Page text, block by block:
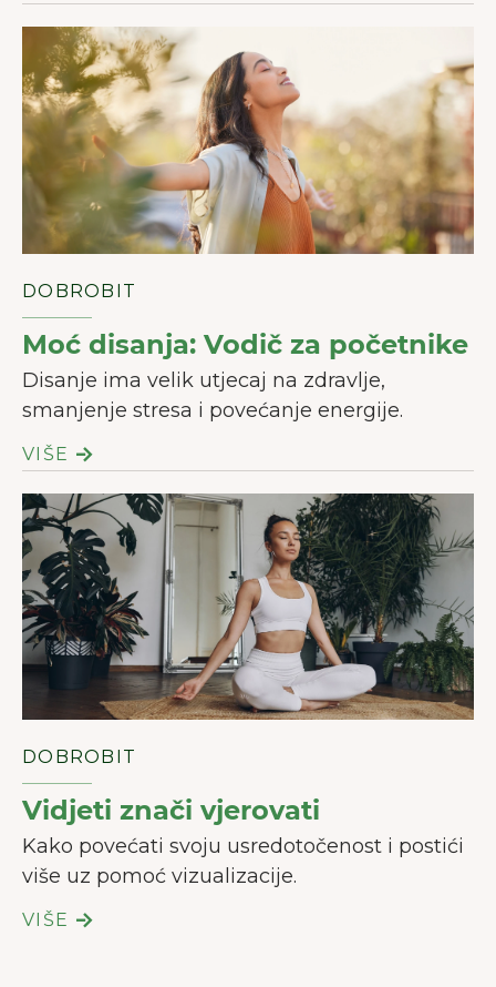
DOBROBIT
Moć disanja: Vodič za početnike
Disanje ima velik utjecaj na zdravlje,
smanjenje stresa i povećanje energije.
VIŠE
DOBROBIT
Vidjeti znači vjerovati
Kako povećati svoju usredotočenost i postići
više uz pomoć vizualizacije.
VIŠE